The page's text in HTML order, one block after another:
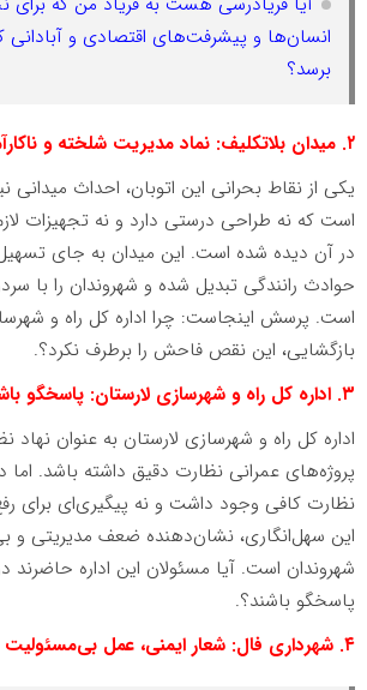
انسان‌ها و پیشرفت‌های اقتصادی و آبادانی
برسد؟
۲. میدان بلاتکلیف: نماد مدیریت شلخته و ناکارآمد
یکی از نقاط بحرانی این اتوبان، احداث میدانی
است که نه طراحی درستی دارد و نه تجهیزات
در آن دیده شده است. این میدان به جای تسهیل
حوادث رانندگی تبدیل شده و شهروندان را با
است. پرسش اینجاست: چرا اداره کل راه و
بازگشایی، این نقص فاحش را برطرف نکرد؟.
۳. اداره کل راه و شهرسازی لارستان: پاسخگو باشید!
اداره کل راه و شهرسازی لارستان به عنوان نهاد
پروژه‌های عمرانی نظارت دقیق داشته باشد. اما
نظارت کافی وجود داشت و نه پیگیری‌ای برای
این سهل‌انگاری، نشان‌دهنده ضعف مدیریتی و
شهروندان است. آیا مسئولان این اداره حاضرند
پاسخگو باشند؟.
۴. شهرداری فال: شعار ایمنی، عمل بی‌مسئولیت